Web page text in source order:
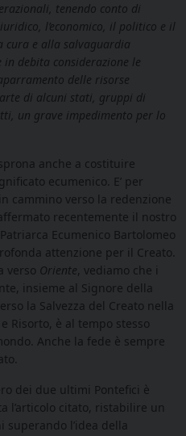
tenendo conto di
l’economico, il politico e il
cura e alla salvaguardia
in debita considerazione le
delle risorse
di alcuni stati, gruppi di
un grave impedimento per lo
anche a costituire
ecumenico. E’ per
cammino verso la redenzione
recentemente il nostro
Ecumenico Bartolomeo
attenzione per il Creato.
verso Oriente, vediamo che i
insieme al Signore della
la Salvezza del Creato nella
Risorto, è al tempo stesso
Anche la fede è sempre
dei due ultimi Pontefici è
l’articolo citato, ristabilire un
l’idea della